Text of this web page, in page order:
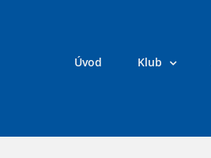
Úvod Klub